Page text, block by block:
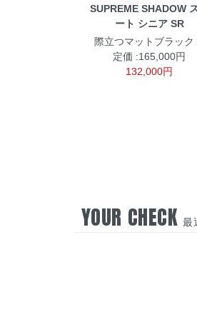
SUPREME SHADOW
ート シニア SR
際立つマットブラック
定価 :165,000円
132,000円
YOUR CHECK最